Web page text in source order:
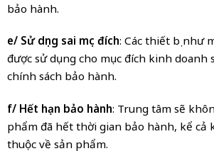
bảo hành.
e/ Sử dụng sai mục đích: Các thiết bị như
được sử dụng cho mục đích kinh doanh
chính sách bảo hành.
f/ Hết hạn bảo hành: Trung tâm sẽ
phẩm đã hết thời gian bảo hành, kể cả
thuộc về sản phẩm.